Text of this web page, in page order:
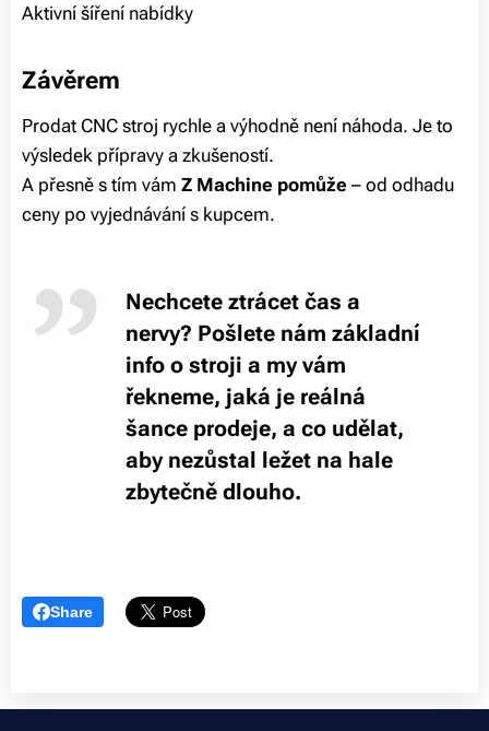
Aktivní šíření nabídky ✅ ❌
Závěrem
Prodat CNC stroj rychle a výhodně není náhoda. Je to
výsledek přípravy a zkušeností.
A přesně s tím vám Z Machine pomůže – od odhadu
ceny po vyjednávání s kupcem.
Nechcete ztrácet čas a
nervy? Pošlete nám základní
info o stroji a my vám
řekneme, jaká je reálná
šance prodeje, a co udělat,
aby nezůstal ležet na hale
zbytečně dlouho.
Share